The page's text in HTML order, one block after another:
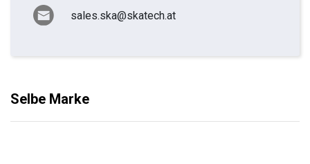
sales.ska@skatech.at
Selbe Marke